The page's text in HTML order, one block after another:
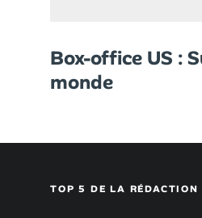
Box-office US :
monde
TOP 5 DE LA RÉDACTION